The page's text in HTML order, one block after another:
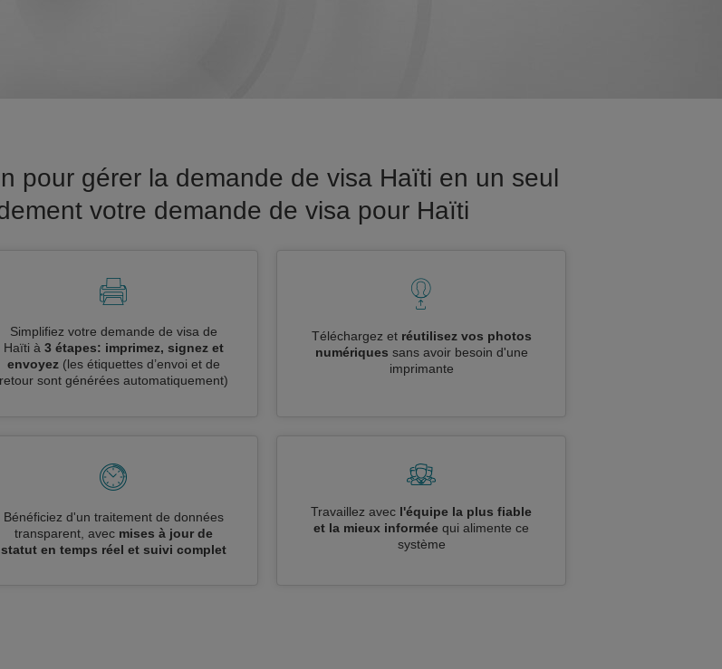
pour gérer la demande de visa Haïti en un seul
votre demande de visa pour Haïti
Simplifiez votre demande de visa de
Haïti à 3 étapes: imprimez, signez et
envoyez (les étiquettes d’envoi et de
retour sont générées automatiquement)
Téléchargez et réutilisez vos photos
numériques sans avoir besoin d'une
imprimante
Bénéficiez d'un traitement de données
transparent, avec mises à jour de
statut en temps réel et suivi complet
Travaillez avec l'équipe la plus fiable
et la mieux informée qui alimente ce
système